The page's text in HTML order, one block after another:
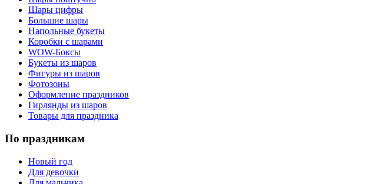
Шары цифры
Большие шары
Напольные букеты
Коробки с шарами
WOW-Боксы
Букеты из шаров
Фигуры из шаров
Фотозоны
Оформление праздников
Гирлянды из шаров
Товары для праздника
По праздникам
Новый год
Для девочки